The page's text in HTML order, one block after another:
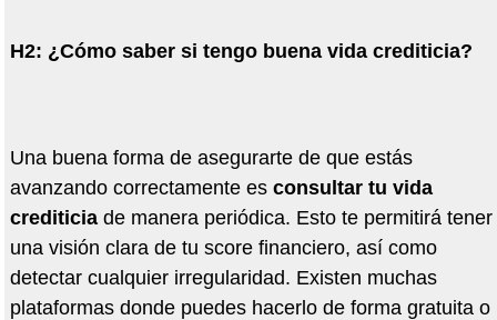
H2: ¿Cómo saber si tengo buena vida crediticia?
Una buena forma de asegurarte de que estás
avanzando correctamente es consultar tu vida
crediticiade manera periódica. Esto te permitirá tener
una visión clara de tu score financiero, así como
detectar cualquier irregularidad. Existen muchas
plataformas donde puedes hacerlo de forma gratuita o